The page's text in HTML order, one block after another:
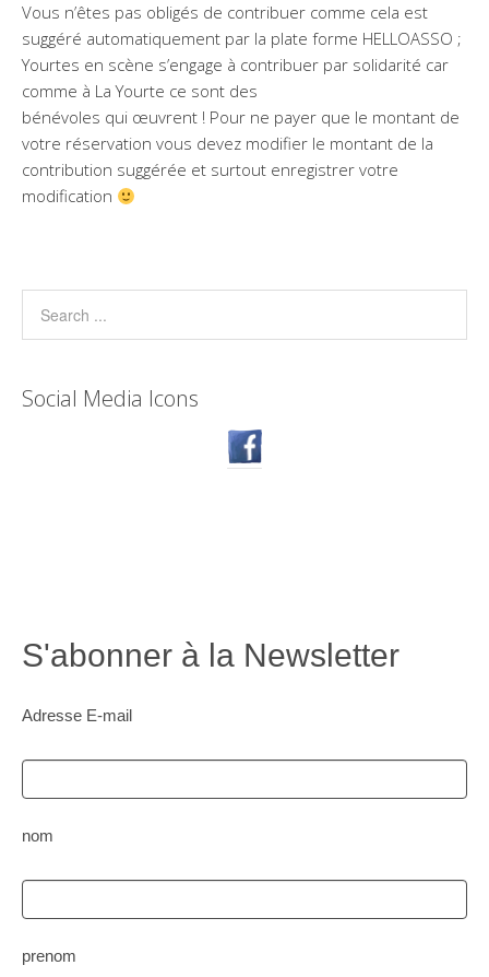
Vous n’êtes pas obligés de contribuer comme cela est
suggéré automatiquement par la plate forme HELLOASSO ;
Yourtes en scène s’engage à contribuer par solidarité car
comme à La Yourte ce sont des
bénévoles qui œuvrent ! Pour ne payer que le montant de
votre réservation vous devez modifier le montant de la
contribution suggérée et surtout enregistrer votre
modification
Social Media Icons
S'abonner à la Newsletter
Adresse E-mail
nom
prenom